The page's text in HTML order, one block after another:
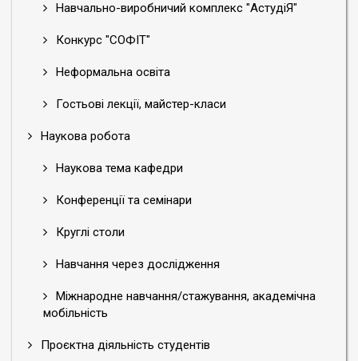
Навчально-виробничий комплекс "АстудіЯ"
Конкурс "СОФІТ"
Неформальна освіта
Гостьові лекції, майстер-класи
Наукова робота
Наукова тема кафедри
Конференції та семінари
Круглі столи
Навчання через дослідження
Міжнародне навчання/стажування, академічна
мобільність
Проєктна діяльність студентів